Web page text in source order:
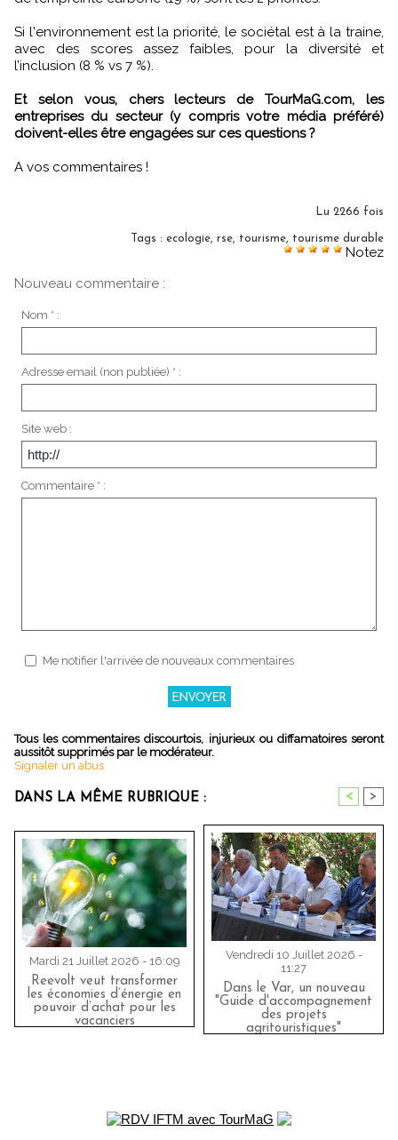
Si l'environnement est la priorité, le sociétal est à la traine,
avec des scores assez faibles, pour la diversité et
l’inclusion (8 % vs 7 %).
Et selon vous, chers lecteurs de TourMaG.com, les
entreprises du secteur (y compris votre média préféré)
doivent-elles être engagées sur ces questions ?
A vos commentaires !
Lu 2266 fois
Tags : ecologie, rse, tourisme, tourisme durable
Notez
Nouveau commentaire :
Nom * :
Adresse email (non publiée) * :
Site web :
Commentaire * :
Me notifier l'arrivée de nouveaux commentaires
Tous les commentaires discourtois, injurieux ou diffamatoires seront
aussitôt supprimés par le modérateur.
Signaler un abus
DANS LA MÊME RUBRIQUE : < >
Mardi 21 Juillet 2026 - 16:09
Reevolt veut transformer
les économies d’énergie en
pouvoir d’achat pour les
vacanciers
Vendredi 10 Juillet 2026 -
11:27
Dans le Var, un nouveau
"Guide d'accompagnement
des projets
agritouristiques"